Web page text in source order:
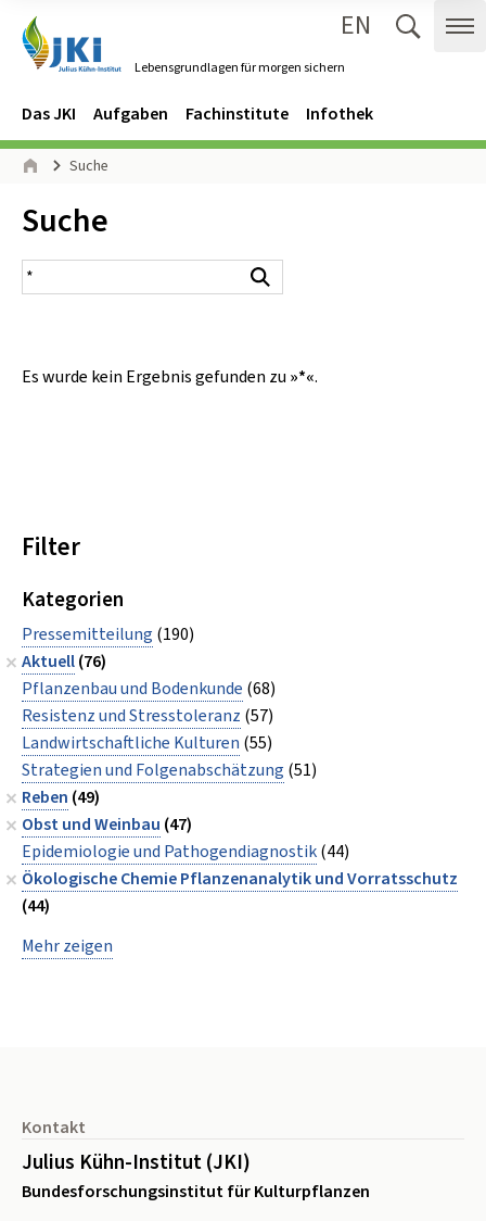
Lebensgrundlagen für morgen sichern
EN
Navigation
Hauptmenü
Das JKI Aufgaben Fachinstitute Infothek
Seitenpfad
Suche
Inhalt:
Suche
Suchergebnis
Es wurde kein Ergebnis gefunden zu »*«.
Filter
Kategorien
Pressemitteilung (190)
Aktuell(76)
Pflanzenbau und Bodenkunde (68)
Resistenz und Stresstoleranz (57)
Landwirtschaftliche Kulturen (55)
Strategien und Folgenabschätzung (51)
Reben (49)
Obst und Weinbau (47)
Epidemiologie und Pathogendiagnostik(44)
Ökologische Chemie Pflanzenanalytik und Vorratsschutz
(44)
Mehr zeigen
Kontakt
Julius Kühn-Institut (JKI)
Bundesforschungsinstitut für Kulturpflanzen